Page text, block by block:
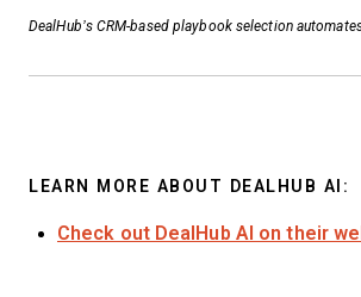
DealHub’s CRM-based playbook selection
LEARN MORE ABOUT DEALHUB AI:
Check out DealHub AI on their